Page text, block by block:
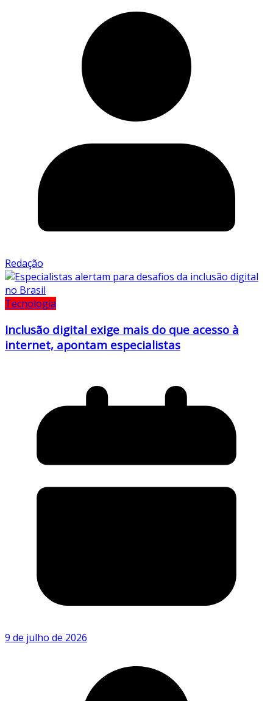
Redação
Tecnologia
Inclusão digital exige mais do que acesso à
internet, apontam especialistas
9 de julho de 2026